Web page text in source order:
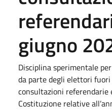
giugno
Disciplina sperimentale
da parte degli elettori fuori
consultazioni referendarie
Costituzione relative